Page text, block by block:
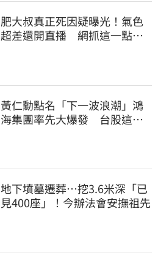
肥大叔真正死因疑曝光！氣色
超差還開直播 網抓這一點超
黃仁勳點名「下一波浪潮」鴻
海集團率先大爆發 台股這族
地下墳墓遷葬…挖3.6米深「已
見400座」！今辦法會安撫祖先